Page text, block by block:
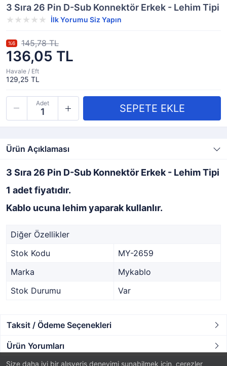
Size daha iyi bir alışveriş deneyimi sunabilmek için, çerezler
3 Sıra 26 Pin D-Sub Konnektör Erkek - Lehim Tipi
İlk Yorumu Siz Yapın
136,05 TL
%6 145,78 TL
Havale / Eft
129,25 TL
Adet
Ürün Açıklaması
3 Sıra 26 Pin D-Sub Konnektör Erkek - Lehim Tipi
1 adet fiyatıdır.
Kablo ucuna lehim yaparak kullanlır.
Diğer Özellikler
Stok Kodu
MY-2659
Marka
Mykablo
Stok Durumu
Var
Taksit / Ödeme Seçenekleri
Ürün Yorumları